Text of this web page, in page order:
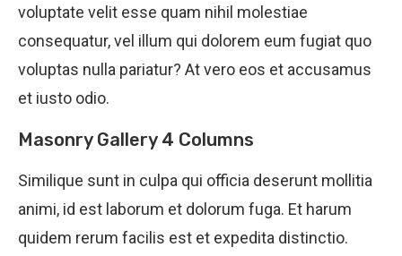
voluptate velit esse quam nihil molestiae
consequatur, vel illum qui dolorem eum fugiat quo
voluptas nulla pariatur? At vero eos et accusamus
et iusto odio.
Masonry Gallery 4 Columns
Similique sunt in culpa qui officia deserunt mollitia
animi, id est laborum et dolorum fuga. Et harum
quidem rerum facilis est et expedita distinctio.